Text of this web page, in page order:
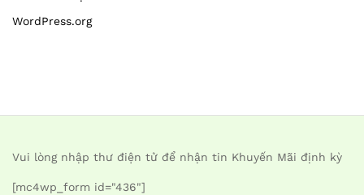
WordPress.org
Vui lòng nhập thư điện tử để nhận tin Khuyến Mãi định kỳ
[mc4wp_form id="436"]